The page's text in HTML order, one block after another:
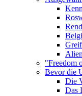
"Freedom
Bevor die
Die
Das